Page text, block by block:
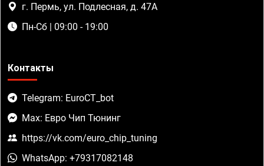
г. Пермь, ул. Подлесная, д. 47А
Пн-Сб | 09:00 - 19:00
Контакты
Telegram: EuroCT_bot
Max: Евро Чип Тюнинг
https://vk.com/euro_chip_tuning
WhatsApp: +79317082148